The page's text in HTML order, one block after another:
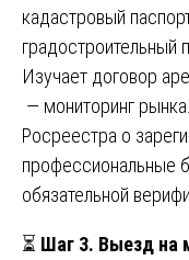
кадастровый
градостроительный
Изучает договор
— мониторинг
Росреестра о
профессиональные
обязательной
⏳ Шаг 3. Выезд на